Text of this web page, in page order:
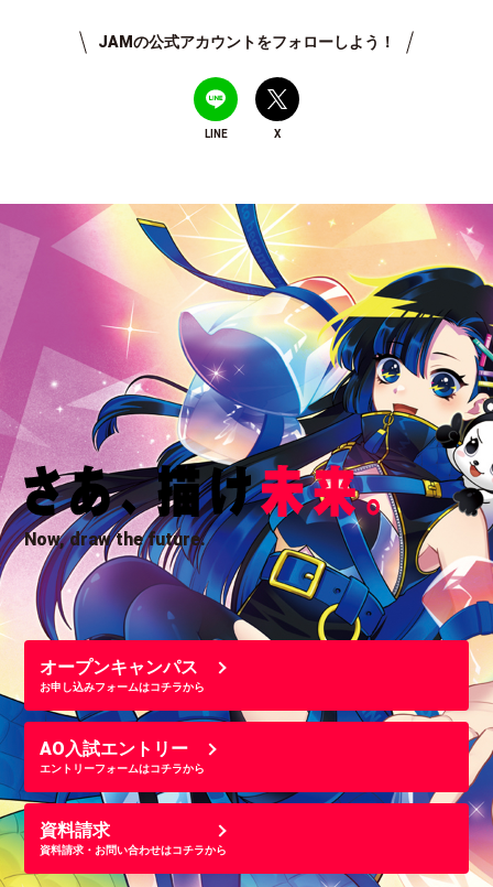
JAMの公式アカウントをフォローしよう！
LINE X
Now, draw the future.
オープンキャンパス
お申し込みフォームはコチラから
AO入試エントリー
エントリーフォームはコチラから
資料請求
資料請求・お問い合わせはコチラから